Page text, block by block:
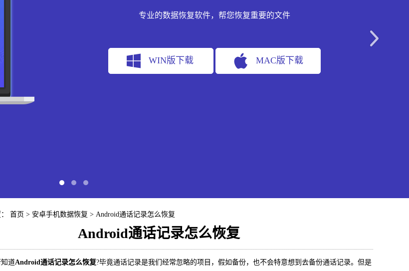
专业的数据恢复软件，帮您恢复重要的文件
WIN版下载 MAC版下载
快易苹果恢复大师
首页 > 安卓手机数据恢复 > Android通话记录怎么恢复
Android通话记录怎么恢复
道Android通话记录怎么恢复?毕竟通话记录是我们经常忽略的项目，假如备份，也不会特意想到去备份通话记录。但是